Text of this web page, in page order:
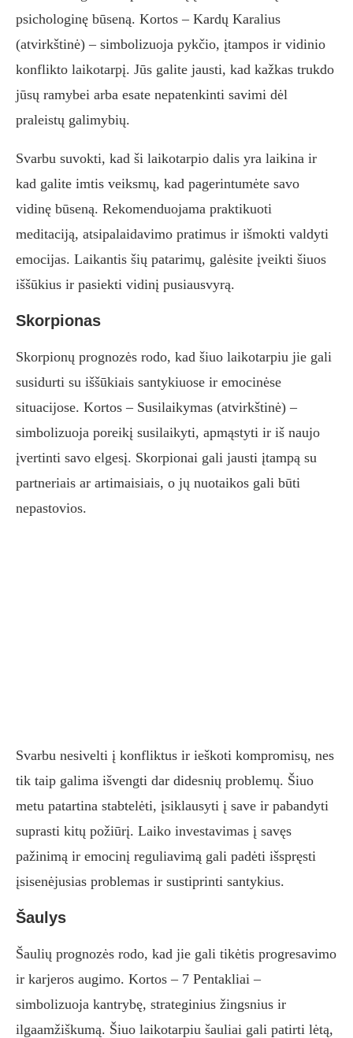
psichologinę būseną. Kortos – Kardų Karalius
(atvirkštinė) – simbolizuoja pykčio, įtampos ir vidinio
konflikto laikotarpį. Jūs galite jausti, kad kažkas trukdo
jūsų ramybei arba esate nepatenkinti savimi dėl
praleistų galimybių.
Svarbu suvokti, kad ši laikotarpio dalis yra laikina ir
kad galite imtis veiksmų, kad pagerintumėte savo
vidinę būseną. Rekomenduojama praktikuoti
meditaciją, atsipalaidavimo pratimus ir išmokti valdyti
emocijas. Laikantis šių patarimų, galėsite įveikti šiuos
iššūkius ir pasiekti vidinį pusiausvyrą.
Skorpionas
Skorpionų prognozės rodo, kad šiuo laikotarpiu jie gali
susidurti su iššūkiais santykiuose ir emocinėse
situacijose. Kortos – Susilaikymas (atvirkštinė) –
simbolizuoja poreikį susilaikyti, apmąstyti ir iš naujo
įvertinti savo elgesį. Skorpionai gali jausti įtampą su
partneriais ar artimaisiais, o jų nuotaikos gali būti
nepastovios.
Svarbu nesivelti į konfliktus ir ieškoti kompromisų, nes
tik taip galima išvengti dar didesnių problemų. Šiuo
metu patartina stabtelėti, įsiklausyti į save ir pabandyti
suprasti kitų požiūrį. Laiko investavimas į savęs
pažinimą ir emocinį reguliavimą gali padėti išspręsti
įsisenėjusias problemas ir sustiprinti santykius.
Šaulys
Šaulių prognozės rodo, kad jie gali tikėtis progresavimo
ir karjeros augimo. Kortos – 7 Pentakliai –
simbolizuoja kantrybę, strateginius žingsnius ir
ilgaamžiškumą. Šiuo laikotarpiu šauliai gali patirti lėtą,